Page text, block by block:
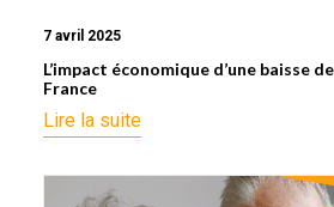
7 avril 2025
L’impact économique d’une baisse
France
Lire la suite